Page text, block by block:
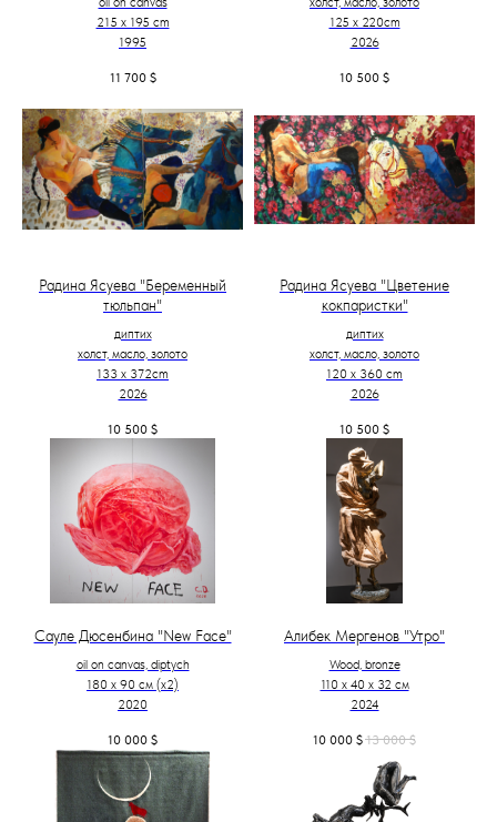
215 x 195 cm
1995
11 700 $
125 х 220cm
2026
10 500 $
Радина Ясуева "Беременный
тюльпан"
диптих
холст, масло, золото
133 х 372cm
2026
10 500 $
Радина Ясуева "Цветение
кокпаристки"
диптих
холст, масло, золото
120 х 360 cm
2026
10 500 $
Сауле Дюсенбина "New Face"
oil on canvas, diptych
180 x 90 см (х2)
2020
10 000 $
Алибек Мергенов "Утро"
Wood, bronze
110 х 40 х 32 см
2024
10 000 $ 13 000 $